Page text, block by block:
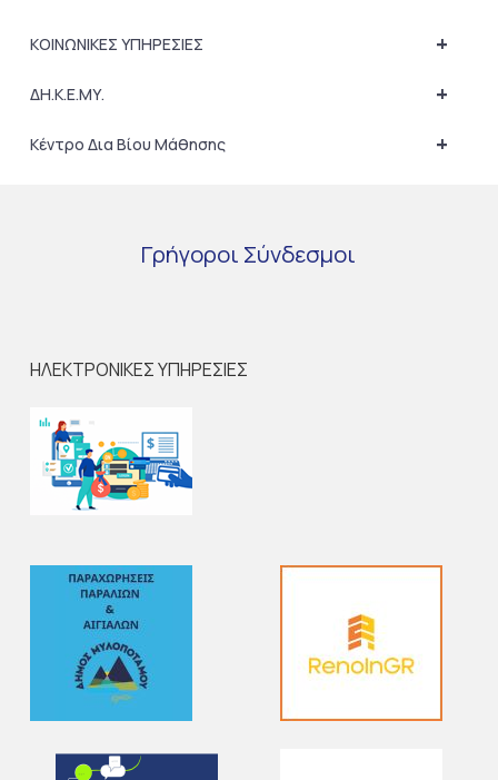
+
ΚΟΙΝΩΝΙΚΕΣ ΥΠΗΡΕΣΙΕΣ
+
ΔΗ.Κ.Ε.ΜΥ.
+
Κέντρο Δια Βίου Μάθησης
Γρήγοροι Σύνδεσμοι
ΗΛΕΚΤΡΟΝΙΚΕΣ ΥΠΗΡΕΣΙΕΣ